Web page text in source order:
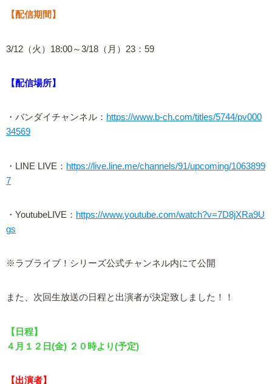
【配信期間】
3/12（火）18:00～3/18（月）23：59
【配信場所】
・バンダイチャンネル： https://www.b-ch.com/titles/5744/pv000
34569
・LINE LIVE： https://live.line.me/channels/91/upcoming/1063899
7
・YoutubeLIVE： https://www.youtube.com/watch?v=7D8jXRa9U
gs
※ラブライブ！シリーズ公式チャンネル内にて公開
また、次回生放送の日程と出演者が決定致しました！！
【日程】
４月１２日(金) ２０時より(予定)
【出演者】